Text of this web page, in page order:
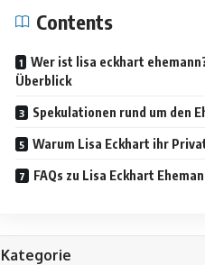
Contents
Wer ist lisa eckhart
Überblick
Spekulationen rund um den
Warum Lisa Eckhart ihr
FAQs zu Lisa Eckhart
Kategorie